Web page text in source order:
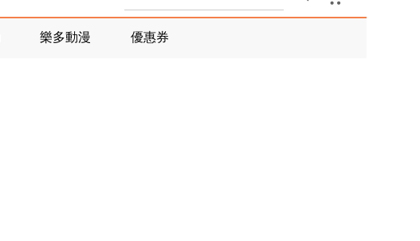
樂多動漫 優惠券